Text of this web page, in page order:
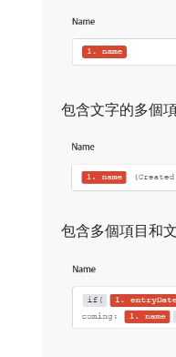
包含文字的多個
包含多個項目和